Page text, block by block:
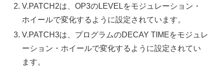
V.PATCH2は、OP3のLEVELをモジュレーション・
ホイールで変化するように設定されています。
V.PATCH3は、プログラムのDECAY TIMEをモジュレ
ーション・ホイールで変化するように設定されてい
ます。